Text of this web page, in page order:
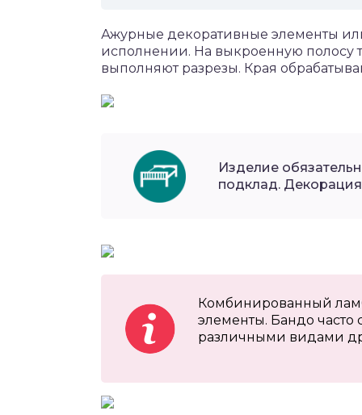
Ажурные декоративные элементы
исполнении. На выкроенную полосу
выполняют разрезы. Края
Изделие
подклад.
Комбинированный
элементы. Бандо часто
различными видами